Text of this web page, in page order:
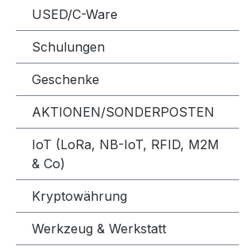
USED/C-Ware
Schulungen
Geschenke
AKTIONEN/SONDERPOSTEN
IoT (LoRa, NB-IoT, RFID, M2M
& Co)
Kryptowährung
Werkzeug & Werkstatt